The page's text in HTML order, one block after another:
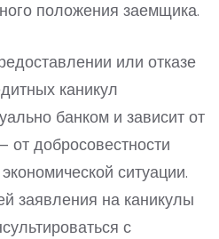
положения заемщика.
или отказе
каникул
банком и зависит от
добросовестности
ситуации.
заявления на каникулы
с